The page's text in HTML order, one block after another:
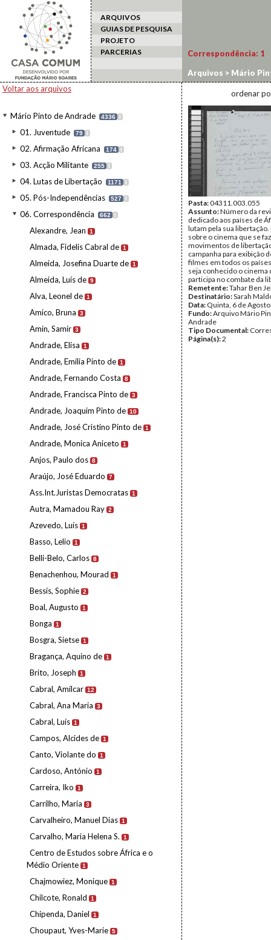
ARQUIVOS
GUIAS DE PESQUISA
PROJETO
PARCERIAS
Voltar aos arquivos
Mário Pinto de Andrade 4336 I
01. Juventude 79 I
02. Afirmação Africana 174 I
03. Acção Militante 255 I
04. Lutas de Libertação 1171 I
05. Pós-Independências 527 I
06. Correspondência 662 I
Alexandre, Jean 1
Almada, Fidelis Cabral de 1
Almeida, Josefina Duarte de 1
Almeida, Luís de 9
Alva, Leonel de 1
Amico, Bruna 3
Amin, Samir 3
Andrade, Elisa 1
Andrade, Emília Pinto de 1
Andrade, Fernando Costa 8
Andrade, Francisca Pinto de 3
Andrade, Joaquim Pinto de 10
Andrade, José Cristino Pinto de 1
Andrade, Monica Aniceto 1
Anjos, Paulo dos 8
Araújo, José Eduardo 7
Ass.Int.Juristas Democratas 1
Autra, Mamadou Ray 2
Azevedo, Luís 1
Basso, Lelio 1
Belli-Belo, Carlos 8
Benachenhou, Mourad 1
Bessis, Sophie 2
Boal, Augusto 1
Bonga 1
Bosgra, Sietse 1
Bragança, Aquino de 1
Brito, Joseph 1
Cabral, Amílcar 12
Cabral, Ana Maria 3
Cabral, Luís 1
Campos, Alcides de 1
Canto, Violante do 1
Cardoso, António 1
Carreira, Iko 1
Carrilho, Maria 3
Carvalheiro, Manuel Dias 1
Carvalho, Maria Helena S. 1
Centro de Estudos sobre África e o
Médio Oriente 1
Chajmowiez, Monique 1
Chilcote, Ronald 1
Chipenda, Daniel 1
Choupaut, Yves-Marie 5
Correspondência: 1
Arquivos > Mário
ordenar
Pasta:04311.003.055
Assunto:Número da
dedicado aos países de
lutam pela sua
sobre o cinema que se
movimentos de
campanha para exibição
filmes em todos os
seja conhecido o cinema
participa no combate da
Remetente:Tahar Ben
Destinatário:Sarah
Data: Quinta, 6 de
Fundo:Arquivo Mário
Andrade
Tipo Documental:
Página(s):2